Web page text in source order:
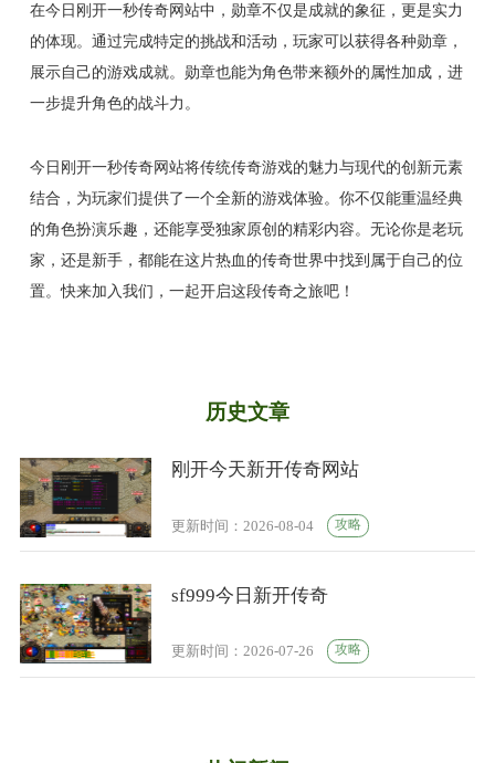
在今日刚开一秒传奇网站中，勋章不仅是成就的象征，更是实力
的体现。通过完成特定的挑战和活动，玩家可以获得各种勋章，
展示自己的游戏成就。勋章也能为角色带来额外的属性加成，进
一步提升角色的战斗力。
今日刚开一秒传奇网站将传统传奇游戏的魅力与现代的创新元素
结合，为玩家们提供了一个全新的游戏体验。你不仅能重温经典
的角色扮演乐趣，还能享受独家原创的精彩内容。无论你是老玩
家，还是新手，都能在这片热血的传奇世界中找到属于自己的位
置。快来加入我们，一起开启这段传奇之旅吧！
历史文章
刚开今天新开传奇网站
更新时间：2026-08-04 攻略
sf999今日新开传奇
更新时间：2026-07-26 攻略